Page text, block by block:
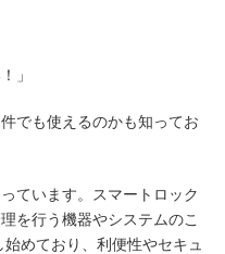
」
でも使えるのかも知ってお
ています。スマートロック
を行う機器やシステムのこ
めており、利便性やセキュ